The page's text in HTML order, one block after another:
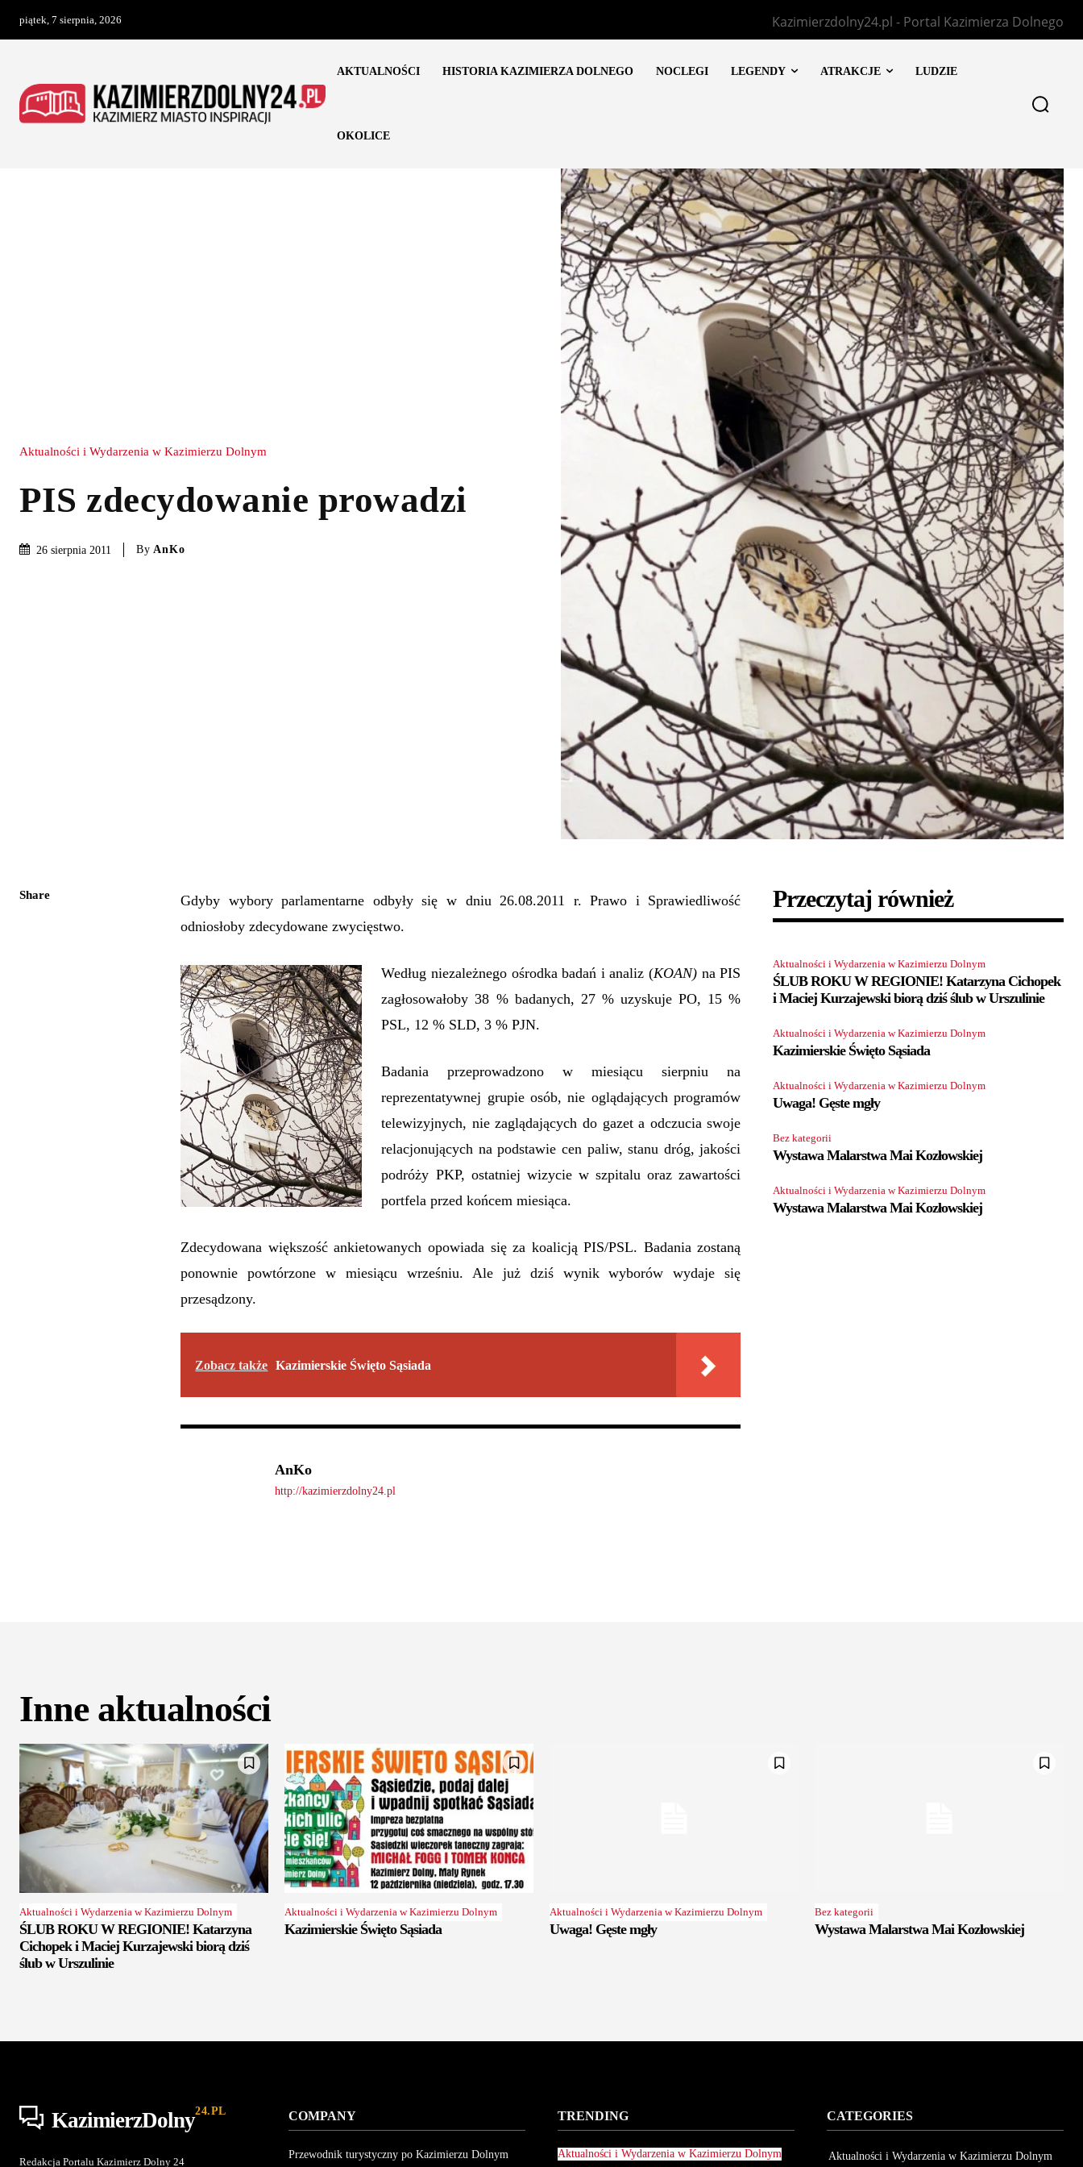
piątek, 7 sierpnia, 2026 Kazimierzdolny24.pl - Portal Kazimierza Dolnego
AKTUALNOŚCI HISTORIA KAZIMIERZA DOLNEGO NOCLEGI LEGENDY ATRAKCJE LUDZIE
OKOLICE
Aktualności i Wydarzenia w Kazimierzu Dolnym
PIS zdecydowanie prowadzi
26 sierpnia 2011 By AnKo
Share
Gdyby wybory parlamentarne odbyły się w dniu 26.08.2011 r. Prawo i Sprawiedliwość
odniosłoby zdecydowane zwycięstwo.
Według niezależnego ośrodka badań i analiz (KOAN) na PIS
zagłosowałoby 38 % badanych, 27 % uzyskuje PO, 15 %
PSL, 12 % SLD, 3 % PJN.
Badania przeprowadzono w miesiącu sierpniu na
reprezentatywnej grupie osób, nie oglądających programów
telewizyjnych, nie zaglądających do gazet a odczucia swoje
relacjonujących na podstawie cen paliw, stanu dróg, jakości
podróży PKP, ostatniej wizycie w szpitalu oraz zawartości
portfela przed końcem miesiąca.
Zdecydowana większość ankietowanych opowiada się za koalicją PIS/PSL. Badania zostaną
ponownie powtórzone w miesiącu wrześniu. Ale już dziś wynik wyborów wydaje się
przesądzony.
Zobacz także Kazimierskie Święto Sąsiada
AnKo
http://kazimierzdolny24.pl
Przeczytaj również
Aktualności i Wydarzenia w Kazimierzu Dolnym
ŚLUB ROKU W REGIONIE! Katarzyna Cichopek
i Maciej Kurzajewski biorą dziś ślub w Urszulinie
Aktualności i Wydarzenia w Kazimierzu Dolnym
Kazimierskie Święto Sąsiada
Aktualności i Wydarzenia w Kazimierzu Dolnym
Uwaga! Gęste mgły
Bez kategorii
Wystawa Malarstwa Mai Kozłowskiej
Aktualności i Wydarzenia w Kazimierzu Dolnym
Wystawa Malarstwa Mai Kozłowskiej
Inne aktualności
Aktualności i Wydarzenia w Kazimierzu Dolnym
ŚLUB ROKU W REGIONIE! Katarzyna
Cichopek i Maciej Kurzajewski biorą dziś
ślub w Urszulinie
Aktualności i Wydarzenia w Kazimierzu Dolnym
Kazimierskie Święto Sąsiada
Aktualności i Wydarzenia w Kazimierzu Dolnym
Uwaga! Gęste mgły
Bez kategorii
Wystawa Malarstwa Mai Kozłowskiej
KazimierzDolny24.PL
Redakcja Portalu Kazimierz Dolny 24
COMPANY
Przewodnik turystyczny po Kazimierzu Dolnym
TRENDING
Aktualności i Wydarzenia w Kazimierzu Dolnym
CATEGORIES
Aktualności i Wydarzenia w Kazimierzu Dolnym